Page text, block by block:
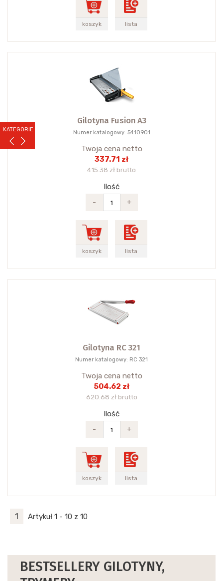
KATEGORIE
koszyk lista
Gilotyna Fusion A3
Numer katalogowy: 5410901
Twoja cena netto
337.71 zł
415.38 zł brutto
Ilość
-
+
koszyk lista
Gilotyna RC 321
Numer katalogowy: RC 321
Twoja cena netto
504.62 zł
620.68 zł brutto
Ilość
-
+
koszyk lista
1 Artykuł 1 - 10 z 10
BESTSELLERY GILOTYNY,